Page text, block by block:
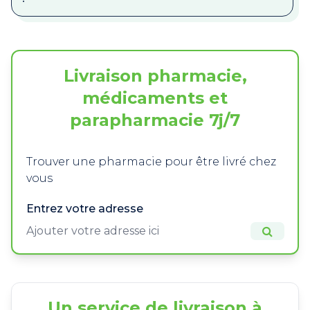
Livraison pharmacie,
médicaments et
parapharmacie 7j/7
Trouver une pharmacie pour être livré chez
vous
Entrez votre adresse